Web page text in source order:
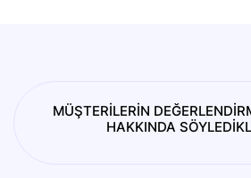
MÜŞTERİLERİN
HAKKINDA